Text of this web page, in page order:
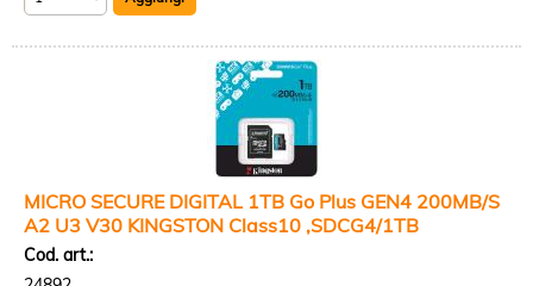
MICRO SECURE DIGITAL 1TB Go Plus GEN4 200MB/S
A2 U3 V30 KINGSTON Class10 ,SDCG4/1TB
Cod. art.: